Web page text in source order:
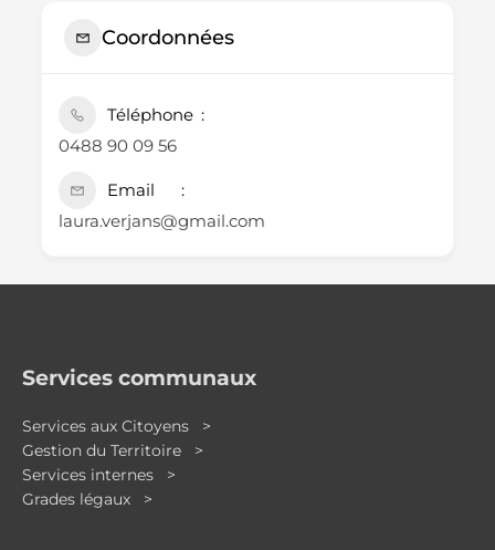
Coordonnées
Téléphone
0488 90 09 56
Email
laura.verjans@gmail.com
Services communaux
Services aux Citoyens >
Gestion du Territoire >
Services internes >
Grades légaux >